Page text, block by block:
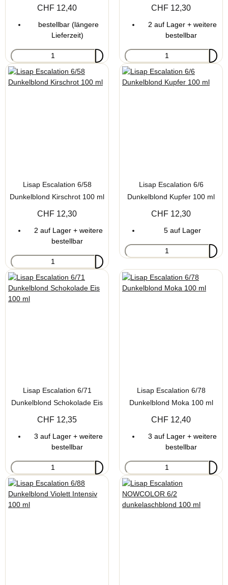
ml
CHF 12,40
bestellbar (längere
Lieferzeit)
CHF 12,30
2 auf Lager + weitere
bestellbar
Lisap Escalation 6/58
Dunkelblond Kirschrot 100 ml
CHF 12,30
2 auf Lager + weitere
bestellbar
Lisap Escalation 6/6
Dunkelblond Kupfer 100 ml
CHF 12,30
5 auf Lager
Lisap Escalation 6/71
Dunkelblond Schokolade Eis
100 ml
CHF 12,35
3 auf Lager + weitere
bestellbar
Lisap Escalation 6/78
Dunkelblond Moka 100 ml
CHF 12,40
3 auf Lager + weitere
bestellbar